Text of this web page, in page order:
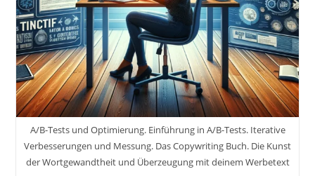
A/B-Tests und Optimierung. Einführung in A/B-Tests. Iterative
Verbesserungen und Messung. Das Copywriting Buch. Die Kunst
der Wortgewandtheit und Überzeugung mit deinem Werbetext